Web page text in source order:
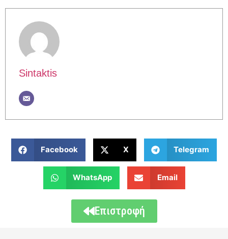
Sintaktis
Facebook X Telegram
WhatsApp Email
Επιστροφή